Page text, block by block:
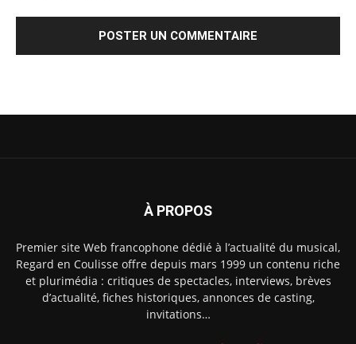
À PROPOS
Premier site Web francophone dédié à l’actualité du musical,
Regard en Coulisse offre depuis mars 1999 un contenu riche
et plurimédia : critiques de spectacles, interviews, brèves
d’actualité, fiches historiques, annonces de casting,
invitations…